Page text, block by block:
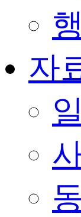
자